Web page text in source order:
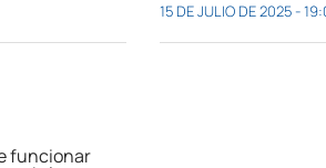
15 DE JULIO DE 2025 -